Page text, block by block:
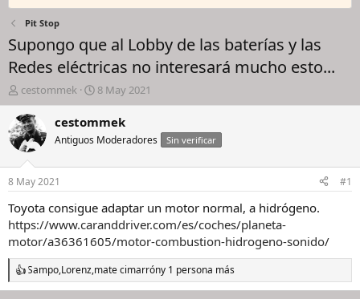
Pit Stop
Supongo que al Lobby de las baterías y las
Redes eléctricas no interesará mucho esto...
I
n
i
c
i
a
d
o
r
d
e
l
h
i
l
cestommek
F
e
c
a
i
n
c
i
o
8 May 2021
cestommek
Antiguos Moderadores Sin verificar
8 May 2021 #1
Toyota consigue adaptar un motor normal, a hidrógeno.
https://www.caranddriver.com/es/coches/planeta-
motor/a36361605/motor-combustion-hidrogeno-sonido/
R
e
Sampo,Lorenz,mate cimarróny 1 persona más